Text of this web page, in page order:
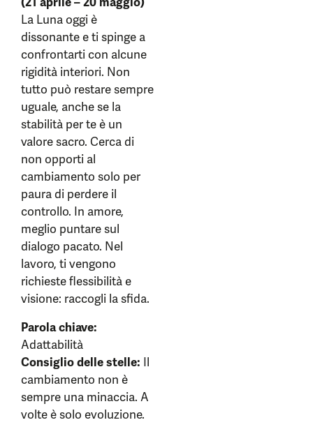
La Luna oggi è
dissonante e ti spinge a
confrontarti con alcune
rigidità interiori. Non
tutto può restare sempre
uguale, anche se la
stabilità per te è un
valore sacro. Cerca di
non opporti al
cambiamento solo per
paura di perdere il
controllo. In amore,
meglio puntare sul
dialogo pacato. Nel
lavoro, ti vengono
richieste flessibilità e
visione: raccogli la sfida.
Parola chiave:
Adattabilità
Consiglio delle stelle: Il
cambiamento non è
sempre una minaccia. A
volte è solo evoluzione.